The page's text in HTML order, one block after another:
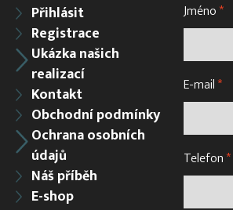
Přihlásit
Registrace
Ukázka našich
realizací
Kontakt
Obchodní podmínky
Ochrana osobních
údajů
Náš příběh
E-shop
Jméno*
E-mail*
Telefon*